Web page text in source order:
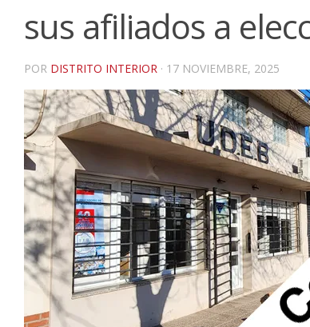
sus afiliados a
POR DISTRITO INTERIOR · 17 NOVIEMBRE, 2025